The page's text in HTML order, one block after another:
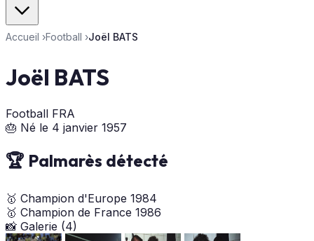
Accueil ›Football ›Joël BATS
Joël BATS
Football FRA
🎂 Né le 4 janvier 1957
🏆 Palmarès détecté
🥇 Champion d'Europe 1984
🥇 Champion de France 1986
📸 Galerie (4)